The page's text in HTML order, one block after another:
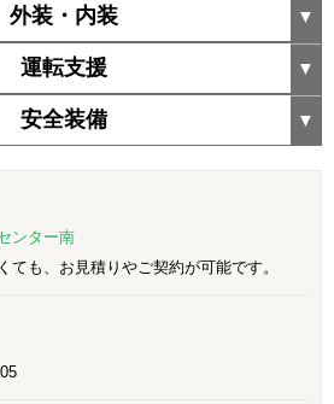
外装・内装
運転支援
安全装備
ンター南
も、お見積りやご契約が可能です。